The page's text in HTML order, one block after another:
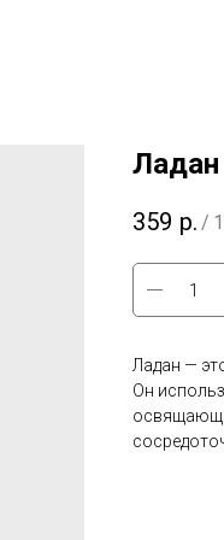
359 р. /
Ладан —
Он